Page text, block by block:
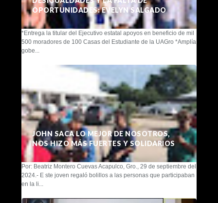
OPORTUNIDADES: EVELYN SALGADO
*Entrega la titular del Ejecutivo estatal apoyos en beneficio de mil
500 moradores de 100 Casas del Estudiante de la UAGro *Amplía
gobe...
JOHN SACA LO MEJOR DE NOSOTROS,
NOS HIZO MÁS FUERTES Y SOLIDARIOS
Por: Beatriz Montero Cuevas Acapulco, Gro., 29 de septiembre del
2024.- E ste joven regaló bolillos a las personas que participaban
en la li...